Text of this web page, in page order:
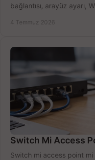
bağlantısı, arayüz ayarı,
4 Temmuz 2026
Switch Mi Access
Switch mi access point mi